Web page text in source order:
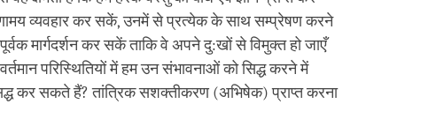
व्यवहार कर सकें, उनमें से प्रत्येक के साथ सम्प्रेषण करने
मार्गदर्शन कर सकें ताकि वे अपने दु:खों से विमुक्त हो जाएँ
परिस्थितियों में हम उन संभावनाओं को सिद्ध करने में
कर सकते हैं? तांत्रिक सशक्तीकरण (अभिषेक) प्राप्त करना